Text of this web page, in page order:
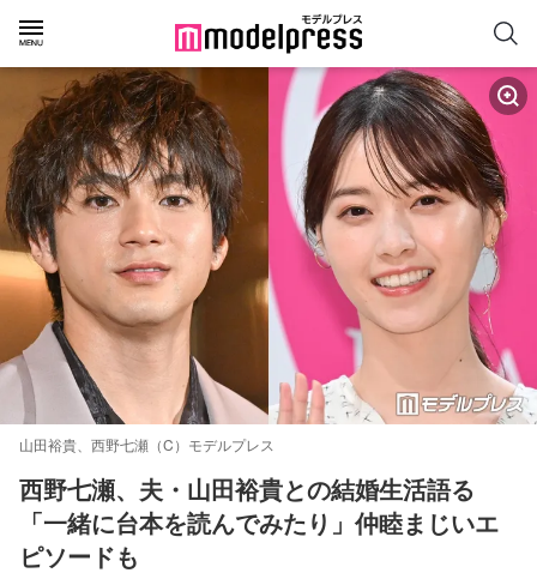
山田裕貴、西野七瀬（C）モデルプレス
西野七瀬、夫・山田裕貴との結婚生活語る
「一緒に台本を読んでみたり」仲睦まじいエ
ピソードも